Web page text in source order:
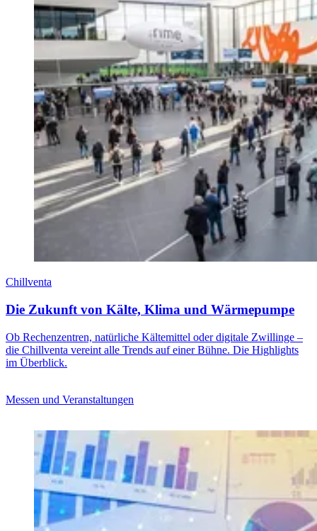
Chillventa
Die Zukunft von Kälte, Klima und Wärmepumpe
Ob Rechenzentren, natürliche Kältemittel oder digitale Zwillinge –
die Chillventa vereint alle Trends auf einer Bühne. Die Highlights
im Überblick.
Messen und Veranstaltungen